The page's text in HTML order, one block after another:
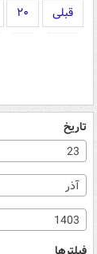
قبلی ۲۰
تاریخ
23
آذر
1403